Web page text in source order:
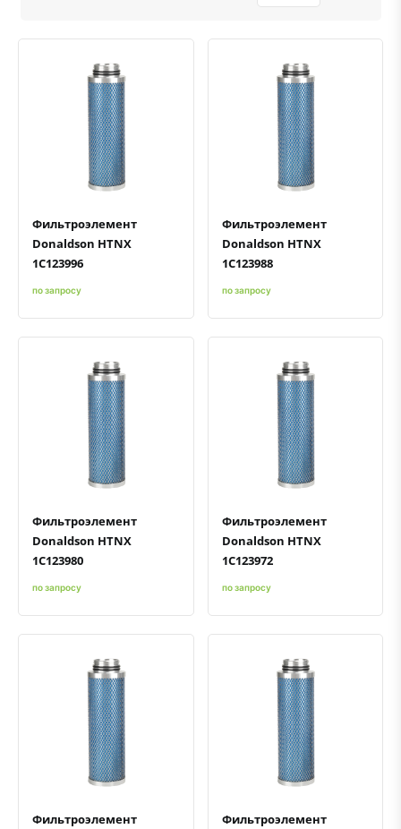
Быстрый просмотрДобавить к сравнению
Фильтроэлемент
Donaldson HTNX
1C123996
по запросу
Быстрый просмотрДобавить к сравнению
Фильтроэлемент
Donaldson HTNX
1C123988
по запросу
Быстрый просмотрДобавить к сравнению
Фильтроэлемент
Donaldson HTNX
1C123980
по запросу
Быстрый просмотрДобавить к сравнению
Фильтроэлемент
Donaldson HTNX
1C123972
по запросу
Быстрый просмотрДобавить к сравнению
Фильтроэлемент
Быстрый просмотрДобавить к сравнению
Фильтроэлемент